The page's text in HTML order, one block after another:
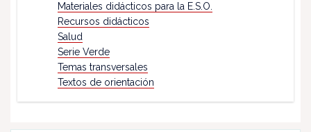
Materiales didácticos para la E.S.O.
Recursos didácticos
Salud
Serie Verde
Temas transversales
Textos de orientación